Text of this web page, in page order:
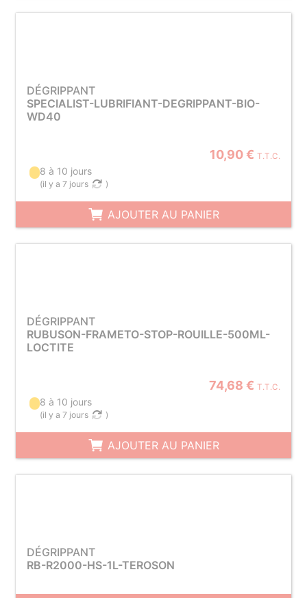
DÉGRIPPANT
SPECIALIST-LUBRIFIANT-DEGRIPPANT-BIO-
WD40
10,90 € T.T.C.
8 à 10 jours
(il y a 7 jours )
AJOUTER AU PANIER
DÉGRIPPANT
RUBUSON-FRAMETO-STOP-ROUILLE-500ML-
LOCTITE
74,68 € T.T.C.
8 à 10 jours
(il y a 7 jours )
AJOUTER AU PANIER
DÉGRIPPANT
RB-R2000-HS-1L-TEROSON